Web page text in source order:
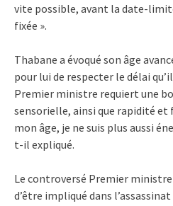
vite possible, avant la date-
fixée ».
Thabane a évoqué son âge
pour lui de respecter le délai
Premier ministre requiert une
sensorielle, ainsi que rapidité et
mon âge, je ne suis plus aussi
t-il expliqué.
Le controversé Premier
d’être impliqué dans